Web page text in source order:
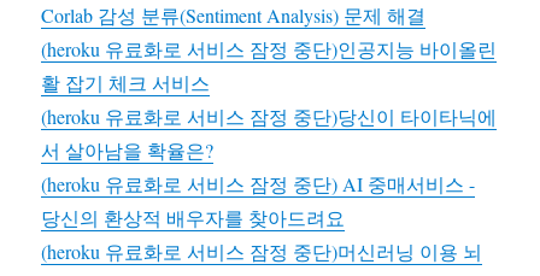
Corlab 감성 분류(Sentiment Analysis) 문제 해결
(heroku 유료화로 서비스 잠정 중단)인공지능 바이올린
활 잡기 체크 서비스
(heroku 유료화로 서비스 잠정 중단)당신이 타이타닉에
서 살아남을 확율은?
(heroku 유료화로 서비스 잠정 중단) AI 중매서비스 -
당신의 환상적 배우자를 찾아드려요
(heroku 유료화로 서비스 잠정 중단)머신러닝 이용 뇌